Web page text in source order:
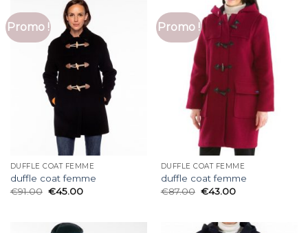
Promo !
DUFFLE COAT FEMME
duffle coat femme
€91.00 €45.00
Promo !
DUFFLE COAT FEMME
duffle coat femme
€87.00 €43.00